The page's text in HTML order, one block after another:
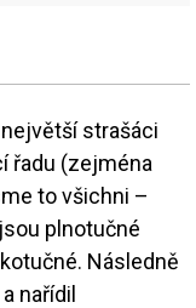
strašáci
řadu (zejména
to všichni –
plnotučné
Následně
nařídil